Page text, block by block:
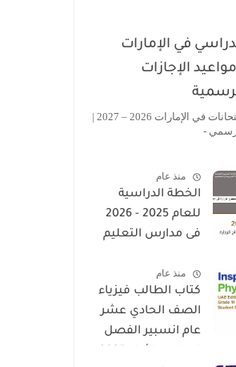
في الإمارات
– 2027 - مواعيد الإجازات
جدول العطلات والامتحانات في الإمارات 2026 – 2027 |
-
منذ عام
الخطة الدراسية
للعام 2025 - 2026
فى مدارس التعليم
المطبقة لمنهاج
الوزارة فى الامارات
منذ عام
كتاب الطالب فيزياء
الصف الحادي عشر
عام انسبير الفصل